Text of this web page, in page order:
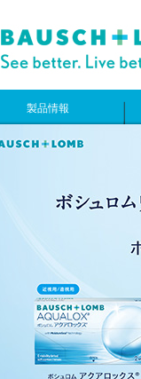
製品情報